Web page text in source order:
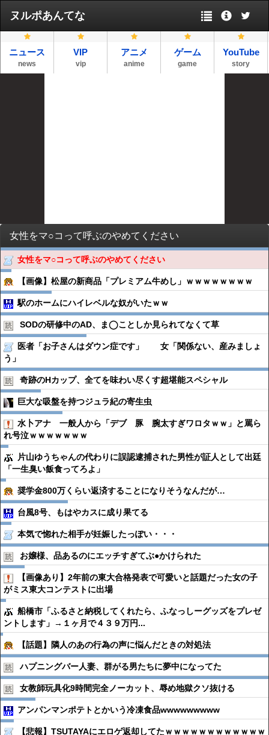
ヌルポあんてな
ニュース
news
VIP
vip
アニメ
anime
ゲーム
game
YouTube
story
女性をマ○コって呼ぶのやめてください
女性をマ○コって呼ぶのやめてください
【画像】松屋の新商品「プレミアム牛めし」ｗｗｗｗｗｗｗｗ
駅のホームにハイレベルな奴がいたｗｗ
SODの研修中のAD、ま◯ことしか見られてなくて草
医者「お子さんはダウン症です」 女「関係ない、産みましょ
う」
奇跡のHカップ、全てを味わい尽くす超堪能スペシャル
巨大な吸盤を持つジュラ紀の寄生虫
水卜アナ 一般人から「デブ 豚 腕太すぎワロタｗｗ」と罵ら
れ号泣ｗｗｗｗｗｗｗ
片山ゆうちゃんの代わりに誤認逮捕された男性が証人として出廷
「一生臭い飯食ってろよ」
奨学金800万くらい返済することになりそうなんだが…
台風8号、もはやカスに成り果てる
本気で惚れた相手が妊娠したっぽい・・・
お嬢様、品あるのにエッチすぎてぶ●︎かけられた
【画像あり】2年前の東大合格発表で可愛いと話題だった女の子
がミス東大コンテストに出場
船橋市「ふるさと納税してくれたら、ふなっしーグッズをプレゼ
ントします」→１ヶ月で４３９万円...
【話題】隣人のあの行為の声に悩んだときの対処法
ハプニングバー人妻、群がる男たちに夢中になってた
女教師玩具化9時間完全ノーカット、辱め地獄クソ抜ける
アンパンマンポテトとかいう冷凍食品wwwwwwwww
【悲報】TSUTAYAにエロゲ返却してたｗｗｗｗｗｗｗｗｗｗｗｗ